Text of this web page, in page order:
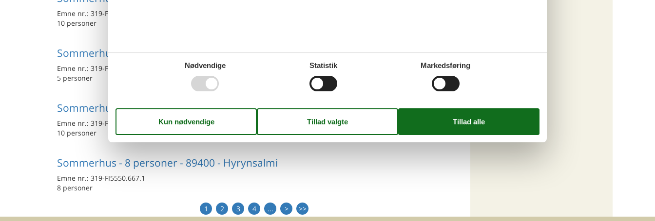
Emne nr.: 319-FI5550.608.1
10 personer
Sommerhus - 5 personer - 89400 - Hyrynsalmi
Emne nr.: 319-FI5550.683.1
5 personer
Sommerhus - 10 personer - 89400 - Hyrynsalmi
Emne nr.: 319-FI5550.610.1
10 personer
Sommerhus - 8 personer - 89400 - Hyrynsalmi
Emne nr.: 319-FI5550.667.1
8 personer
1 2 3 4 ... > >>
Nødvendige Statistik Markedsføring